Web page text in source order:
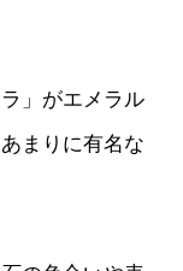
」がエメラル
まりに有名な